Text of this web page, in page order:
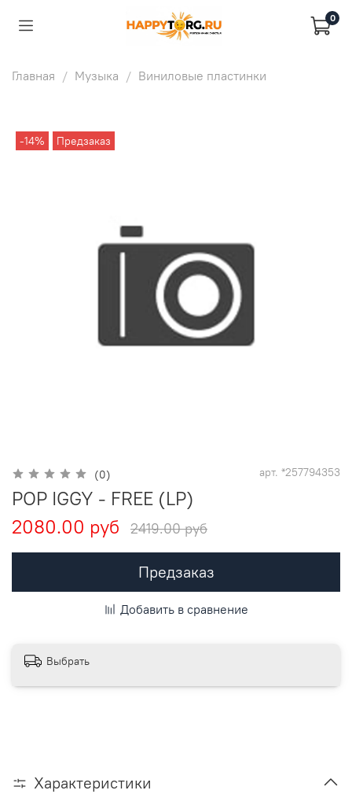
0
Главная Музыка Виниловые пластинки
-14% Предзаказ
(0) арт. *257794353
POP IGGY - FREE (LP)
2080.00 руб
2419.00 руб
Предзаказ
Добавить в сравнение
Выбрать
Характеристики